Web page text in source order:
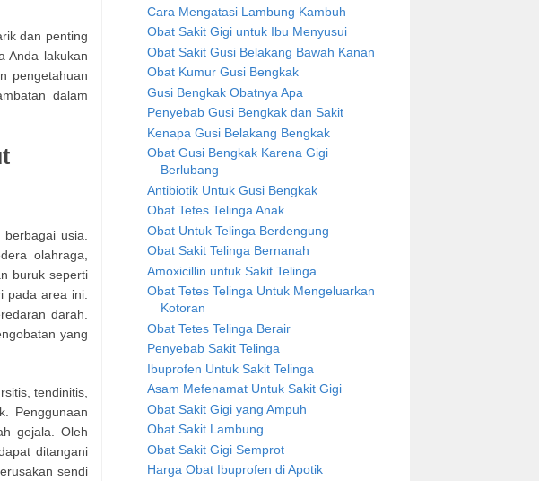
dan penting
Anda lakukan
pengetahuan
dalam
usia.
olahraga,
buruk seperti
pada area ini.
darah.
yang
tendinitis,
Penggunaan
gejala. Oleh
ditangani
sendi
Cara Mengatasi Lambung Kambuh
Obat Sakit Gigi untuk Ibu Menyusui
Obat Sakit Gusi Belakang Bawah Kanan
Obat Kumur Gusi Bengkak
Gusi Bengkak Obatnya Apa
Penyebab Gusi Bengkak dan Sakit
Kenapa Gusi Belakang Bengkak
Obat Gusi Bengkak Karena Gigi
Berlubang
Antibiotik Untuk Gusi Bengkak
Obat Tetes Telinga Anak
Obat Untuk Telinga Berdengung
Obat Sakit Telinga Bernanah
Amoxicillin untuk Sakit Telinga
Obat Tetes Telinga Untuk Mengeluarkan
Kotoran
Obat Tetes Telinga Berair
Penyebab Sakit Telinga
Ibuprofen Untuk Sakit Telinga
Asam Mefenamat Untuk Sakit Gigi
Obat Sakit Gigi yang Ampuh
Obat Sakit Lambung
Obat Sakit Gigi Semprot
Harga Obat Ibuprofen di Apotik